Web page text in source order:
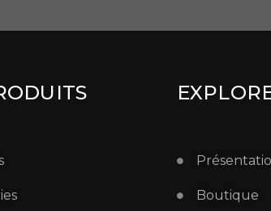
Boutique